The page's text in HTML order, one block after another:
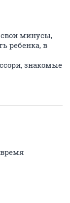
свои минусы,
ребенка, в
знакомые